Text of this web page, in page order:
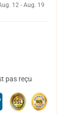
12 - Aug. 19
pas reçu